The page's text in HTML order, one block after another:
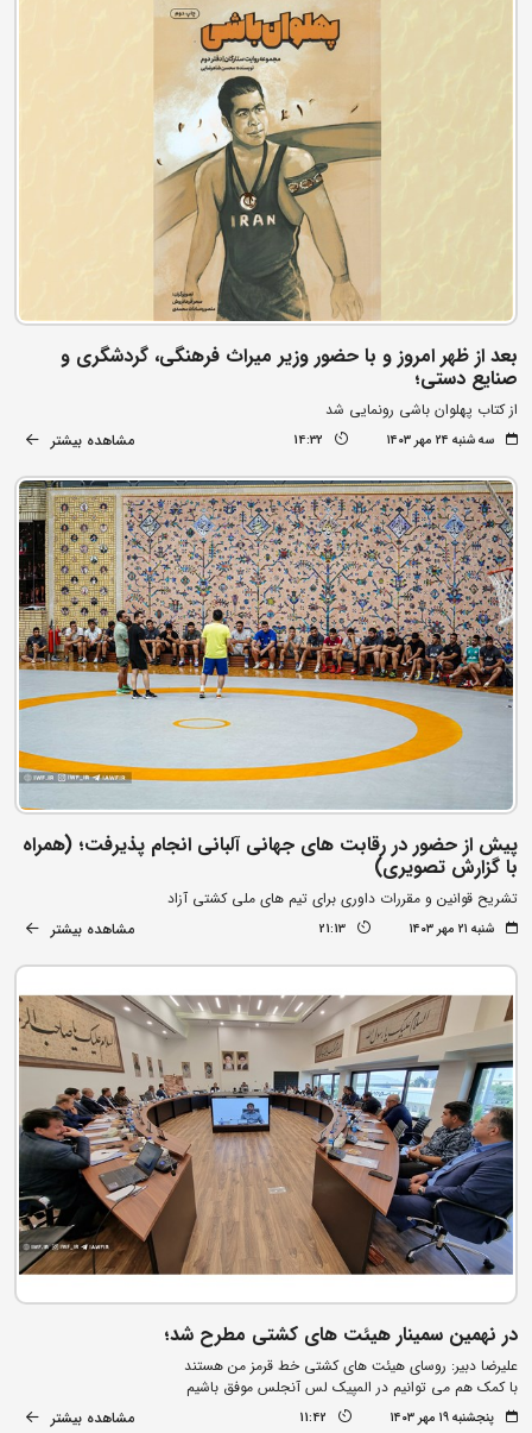
بعد از ظهر امروز و با حضور وزیر میراث فرهنگی، گردشگری و
صنایع دستی؛
از کتاب پهلوان باشی رونمایی شد
سه شنبه ۲۴ مهر ۱۴۰۳ 14:32 مشاهده بیشتر
پیش از حضور در رقابت های جهانی آلبانی انجام پذیرفت؛ (همراه
با گزارش تصویری)
تشریح قوانین و مقررات داوری برای تیم های ملی کشتی آزاد
شنبه ۲۱ مهر ۱۴۰۳ 21:13 مشاهده بیشتر
در نهمین سمینار هیئت های کشتی مطرح شد؛
علیرضا دبیر: روسای هیئت های کشتی خط قرمز من هستند
با کمک هم می توانیم در المپیک لس آنجلس موفق باشیم
پنجشنبه ۱۹ مهر ۱۴۰۳ 11:42 مشاهده بیشتر